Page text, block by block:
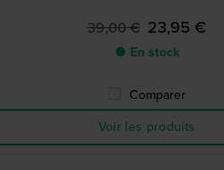
39,00 € 23,95 €
● En stock
Comparer
Voir les produits